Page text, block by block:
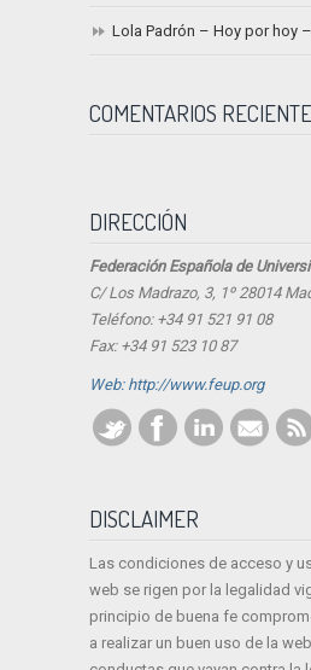
Lola Padrón – Hoy por hoy
COMENTARIOS
DIRECCIÓN
Federación Española de
C/ Los Madrazo, 3, 1º 28014
Teléfono: +34 91 521 91 08
Fax: +34 91 523 10 87
Web: http://www.feup.org
DISCLAIMER
Las condiciones de acceso y
web se rigen por la legalidad
principio de buena fe
a realizar un buen uso de la